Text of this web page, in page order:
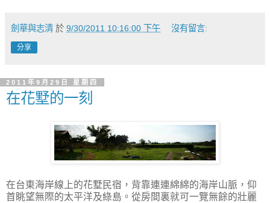
劍華與志清 於 9/30/2011 10:16:00 下午 沒有留言:
分享
2011年9月29日 星期四
在花墅的一刻
在台東海岸線上的花墅民宿，背靠連連綿綿的海岸山脈，仰
首眺望無際的太平洋及綠島。從房間裏就可一覽無餘的壯麗